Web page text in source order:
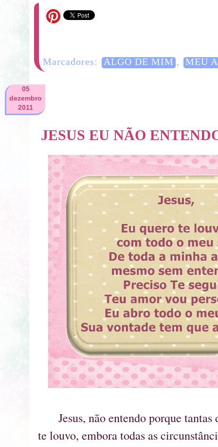
Marcadores: ALGO DE MIM , MEU
05
dezembro
2011
JESUS EU NÃO
Jesus, não entendo porque
te louvo, embora todas as